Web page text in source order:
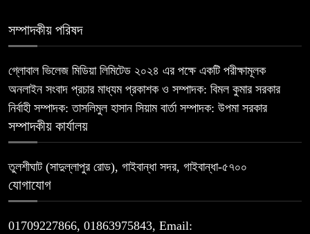
সম্পাদকীয় পরিষদ
গ্লোবাল ভিলেজ মিডিয়া লিমিটেড ২০২৪ এর পক্ষে একটি পরীক্ষামূলক
অনলাইন সংবাদ প্রচার মাধ্যম প্রকাশক ও সম্পাদক: বিমল কুমার সরকার
নির্বাহী সম্পাদক: তাসলিমুল হাসান সিয়াম বার্তা সম্পাদক: উপমা সরকার
সম্পাদকীয় কার্যালয়
তুলশীঘাট (সাদুল্লাপুর রোড), গাইবান্ধা সদর, গাইবান্ধা-৫৭০০
যোগাযোগ
01709227866, 01863975843, Email: